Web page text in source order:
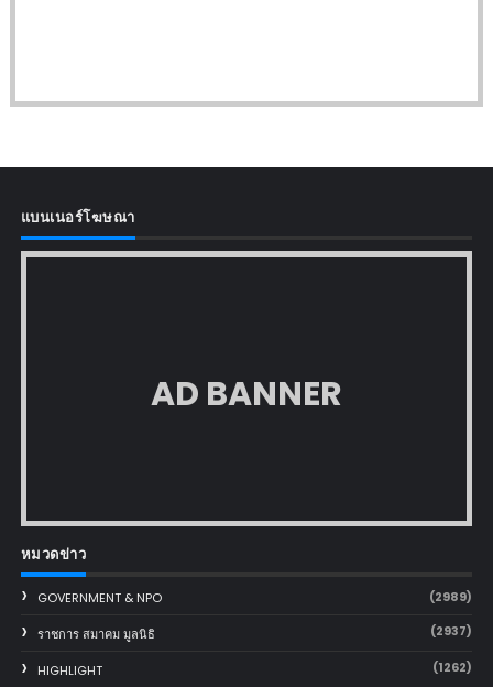
แบนเนอร์โฆษณา
AD BANNER
หมวดข่าว
GOVERNMENT & NPO (2989)
ราชการ สมาคม มูลนิธิ (2937)
HIGHLIGHT (1262)